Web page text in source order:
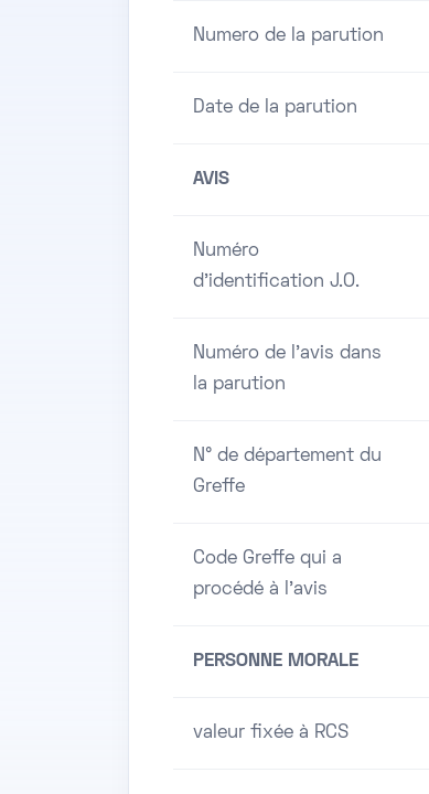
Numero de la parution
Date de la parution
AVIS
Numéro
d'identification J.O.
Numéro de l'avis dans
la parution
N° de département du
Greffe
Code Greffe qui a
procédé à l'avis
PERSONNE MORALE
valeur fixée à RCS